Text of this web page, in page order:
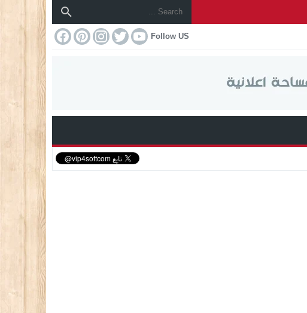
Follow US